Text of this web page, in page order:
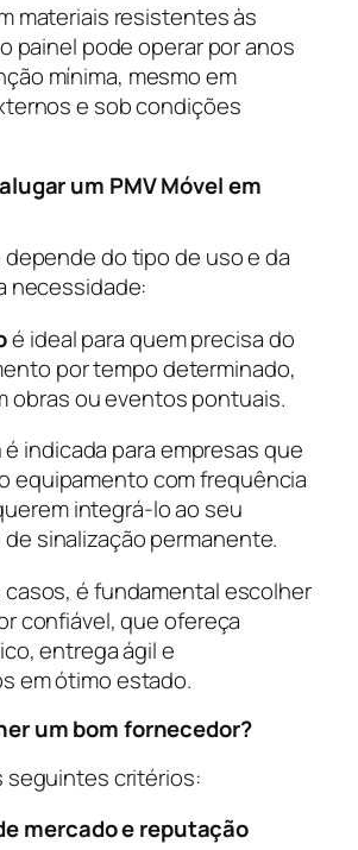
materiais resistentes às
painel pode operar por anos
mínima, mesmo em
e sob condições
um PMV Móvel em
depende do tipo de uso e da
necessidade:
é ideal para quem precisa do
por tempo determinado,
obras ou eventos pontuais.
é indicada para empresas que
equipamento com frequência
integrá-lo ao seu
sinalização permanente.
casos, é fundamental escolher
confiável, que ofereça
entrega ágil e
em ótimo estado.
um bom fornecedor?
seguintes critérios:
mercado e reputação